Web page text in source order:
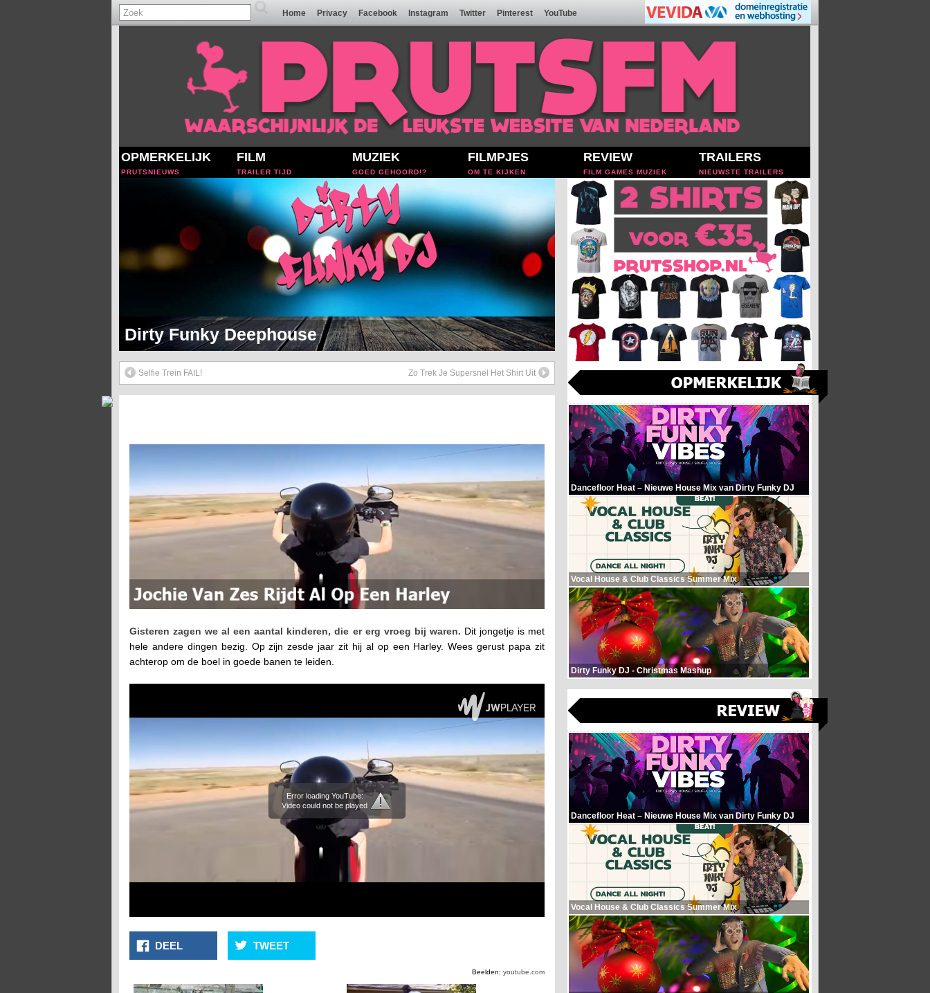
Home Privacy Facebook Instagram Twitter Pinterest YouTube
OPMERKELIJK
PRUTSNIEUWS
FILM
TRAILER TIJD
MUZIEK
GOED GEHOORD!?
FILMPJES
OM TE KIJKEN
REVIEW
FILM GAMES MUZIEK
TRAILERS
NIEUWSTE TRAILERS
Dirty Funky 90's Hip Hop Beats
Selfie Trein FAIL! Zo Trek Je Supersnel Het Shirt Uit
Gisteren zagen we al een aantal kinderen, die er erg vroeg bij waren. Dit jongetje is met
hele andere dingen bezig. Op zijn zesde jaar zit hij al op een Harley. Wees gerust papa zit
achterop om de boel in goede banen te leiden.
Error loading YouTube:
Video could not be played
DEEL TWEET
Beelden: youtube.com
Wash
Dancefloor Heat – Nieuwe House Mix van Dirty Funky DJ
Vocal House & Club Classics Summer Mix
Dirty Funky DJ - Christmas Mashup
Dancefloor Heat – Nieuwe House Mix van Dirty Funky DJ
Vocal House & Club Classics Summer Mix